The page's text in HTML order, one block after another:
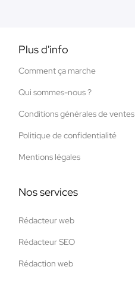
Plus d'info
Comment ça marche
Qui sommes-nous ?
Conditions générales de ventes
Politique de confidentialité
Mentions légales
Nos services
Rédacteur web
Rédacteur SEO
Rédaction web